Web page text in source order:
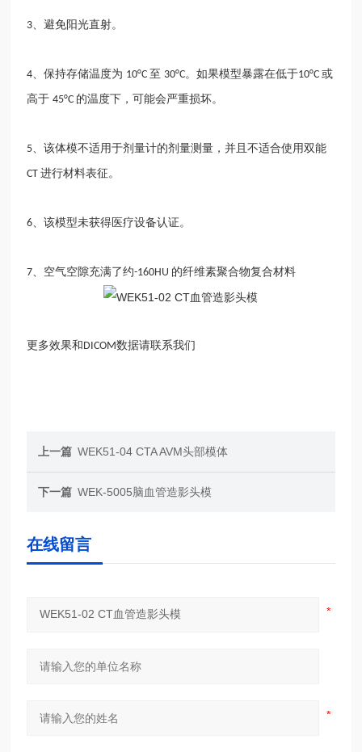
3 、避免阳光直射。
4 、保持存储温度为 10°C 至 30°C。如果模型暴露在低于10°C或
高于45°C 的温度下，可能会严重损坏。
5 、该体模不适用于剂量计的剂量测量，并且不适合使用双能
CT进行材料表征。
6 、该模型未获得医疗设备认证。
7 、空气空隙充满了约-160HU 的纤维素聚合物复合材料
更多效果和DICOM数据请联系我们
上一篇 WEK51-04 CTA AVM头部模体
下一篇 WEK-5005脑血管造影头模
在线留言